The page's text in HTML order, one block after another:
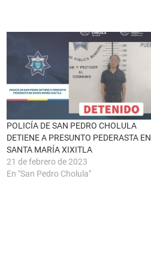
POLICÍA DE SAN PEDRO CHOLULA
DETIENE A PRESUNTO PEDERASTA EN
SANTA MARÍA XIXITLA
21 de febrero de 2023
En "San Pedro Cholula"